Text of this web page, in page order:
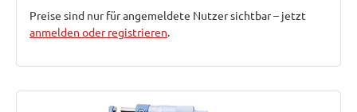
Preise sind nur für angemeldete Nutzer sichtbar – jetzt
anmelden oder registrieren.